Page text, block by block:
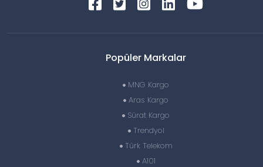
Popüler Markalar
MNG Kargo
Aras Kargo
Sürat Kargo
Trendyol
Türk Telekom
A101